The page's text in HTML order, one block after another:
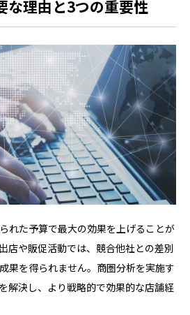
とで得られる…
な理由と3つの重要性
れた予算で最大の効果を上げることが
店や販促活動では、競合他社との差別
果を得られません。商圏分析を実施す
解決し、より戦略的で効果的な店舗経